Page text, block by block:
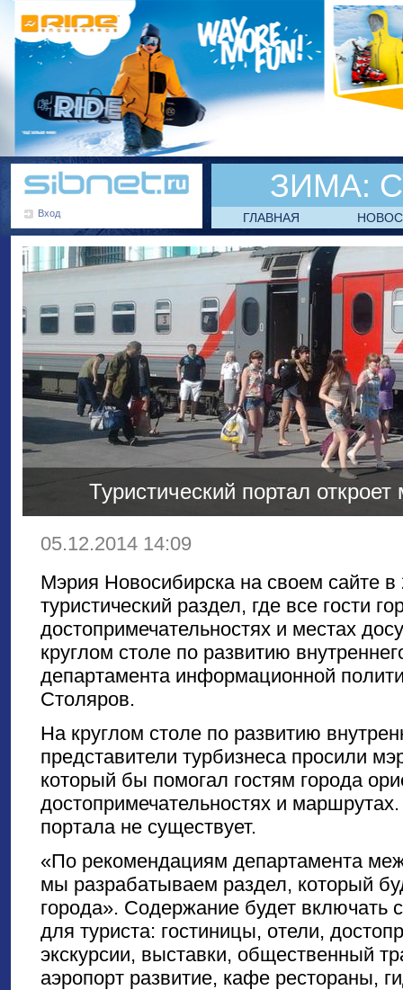
Вход
ЗИМА:
ГЛАВНАЯ
Туристический портал
05.12.2014 14:09
Мэрия Новосибирска на своем сайте в
туристический раздел, где все гости
достопримечательностях и местах
круглом столе по развитию
департамента информационной
Столяров.
На круглом столе по развитию
представители турбизнеса просили
который бы помогал гостям города
достопримечательностях и
портала не существует.
«По рекомендациям департамента
мы разрабатываем раздел, который
города». Содержание будет
для туриста: гостиницы, отели,
экскурсии, выставки, общественный
аэропорт развитие, кафе рестораны,